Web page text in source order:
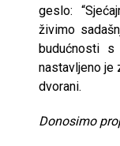
geslo:
živimo
budućnosti s
nastavljeno je
dvorani.
Donosimo